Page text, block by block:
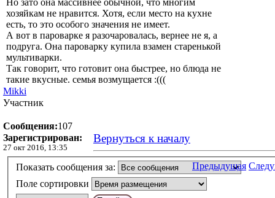
хозяйкам не нравится. Хотя, если место на кухне
есть, то это особого значения не имеет.
А вот в пароварке я разочаровалась, вернее не я, а
подруга. Она пароварку купила взамен старенькой
мультиварки.
Так говорит, что готовит она быстрее, но блюда не
такие вкусные. семья возмущается :(((
Mikki
Участник
Сообщения:107
Зарегистрирован:
27 окт 2016, 13:35
Вернуться к началу
Предыдущая
Показать сообщения за:
Поле сортировки